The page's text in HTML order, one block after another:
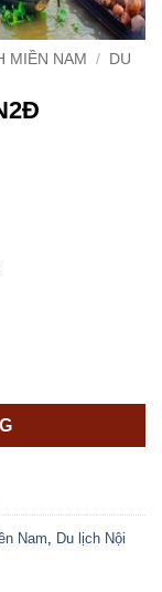
MIỀN NAM /
DU
Nam Du lịch Nội